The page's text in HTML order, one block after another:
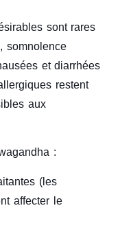
sont rares
somnolence
et diarrhées
restent
aux
:
(les
affecter le